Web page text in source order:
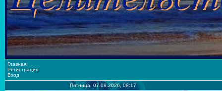
Главная
Регистрация
Вход
Пятница, 07.08.2026, 08:17